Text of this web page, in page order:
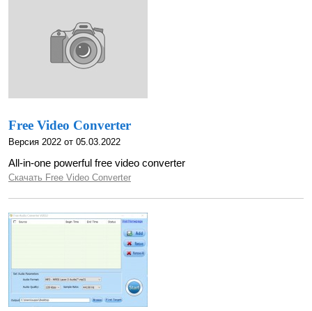
Free Video Converter
Версия 2022 от 05.03.2022
All-in-one powerful free video converter
Скачать Free Video Converter